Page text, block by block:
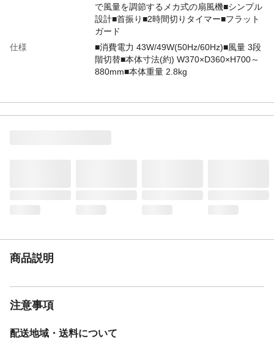
で風量を調節するメカ式の扇風機■シンプル
設計■首振り■2時間切りタイマー■フラット
ガード
仕様
■消費電力 43W/49W(50Hz/60Hz)■風量 3段
階切替■本体寸法(約) W370×D360×H700～
880mm■本体重量 2.8kg
商品説明
注意事項
配送地域・送料について